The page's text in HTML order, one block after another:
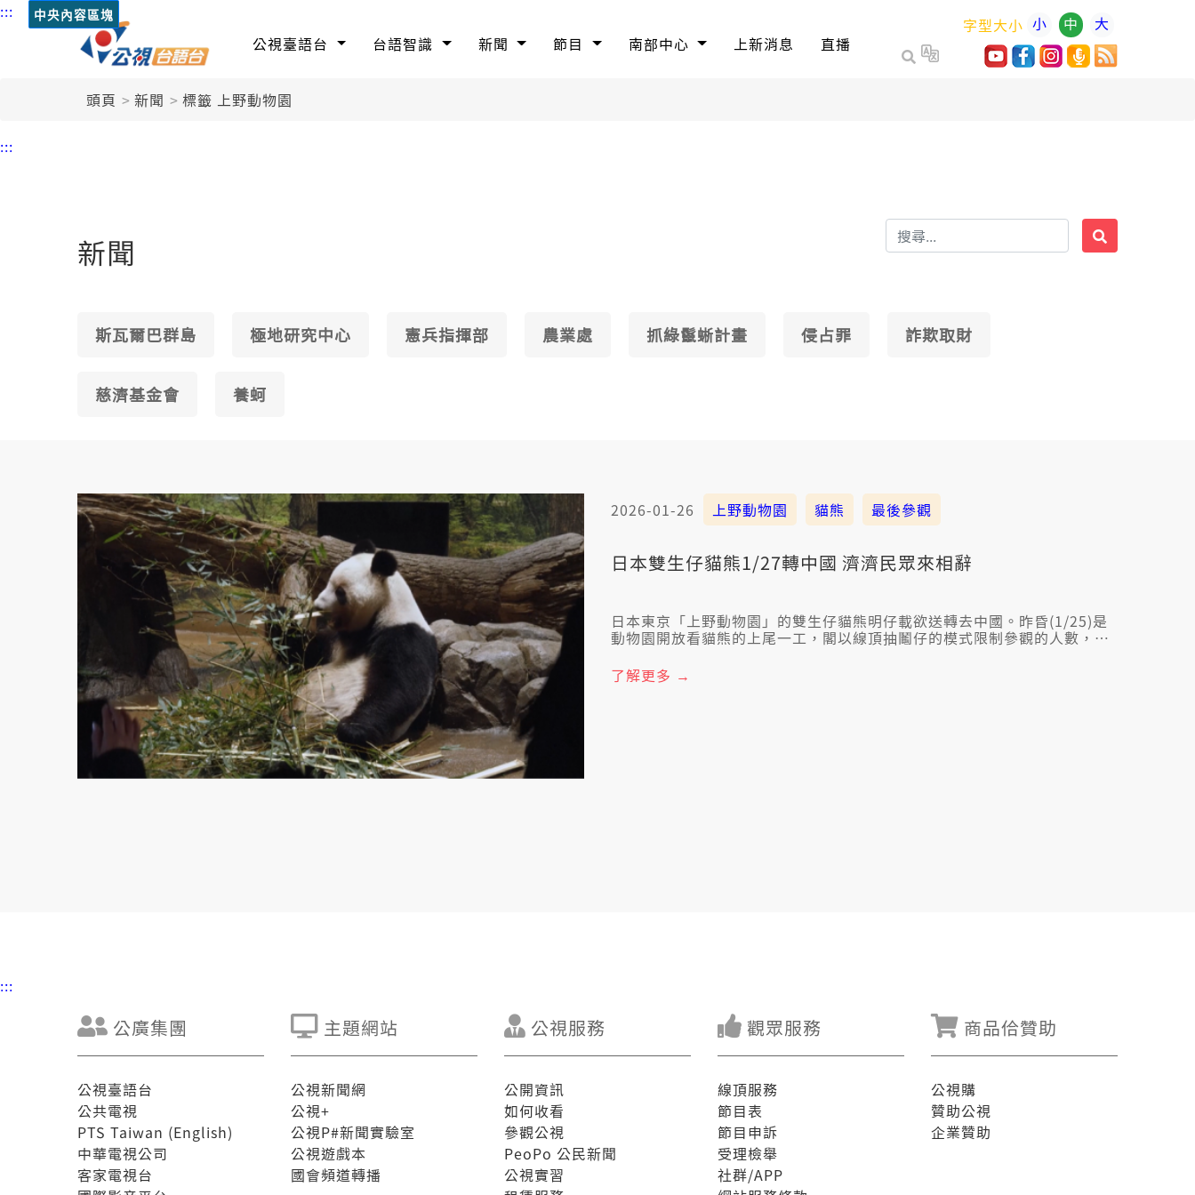
::: 中央內容區塊
公視臺語台 台語智識 新聞 節目 南部中心 上新消息 直播
字型大小 小 中 大
頭頁 新聞 標籤 上野動物園
:::
新聞
斯瓦爾巴群島 極地研究中心 憲兵指揮部 農業處 抓綠鬣蜥計畫 侵占罪 詐欺取財
慈濟基金會 養蚵
2026-01-26 上野動物園 貓熊 最後參觀
日本雙生仔貓熊1/27轉中國 濟濟民眾來相辭
日本東京「上野動物園」的雙生仔貓熊明仔載欲送轉去中國。昨昏(1/25)是
動物園開放看貓熊的上尾一工，閣以線頂抽鬮仔的模式限制參觀的人數，真
了解更多 →
:::
公廣集團
公視臺語台
公共電視
PTS Taiwan (English)
中華電視公司
客家電視台
主題網站
公視新聞網
公視+
公視P#新聞實驗室
公視遊戲本
國會頻道轉播
公視服務
公開資訊
如何收看
參觀公視
PeoPo 公民新聞
公視實習
觀眾服務
線頂服務
節目表
節目申訴
受理檢舉
社群/APP
商品佮贊助
公視購
贊助公視
企業贊助